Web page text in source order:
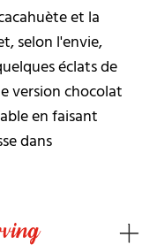
et la
selon l'envie,
éclats de
version chocolat
en faisant
dans